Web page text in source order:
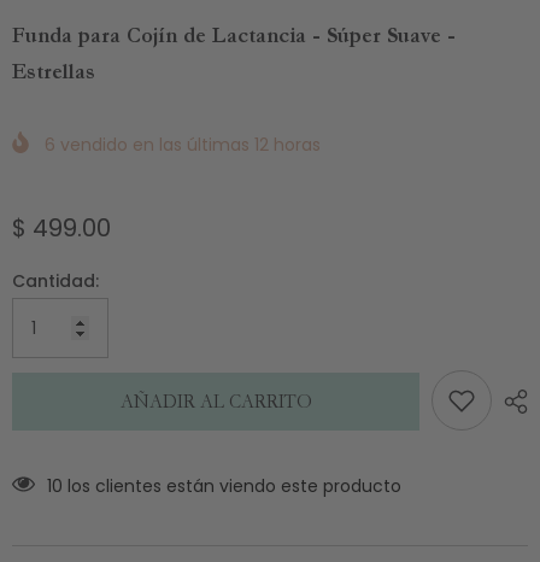
Funda para Cojín de Lactancia - Súper Suave -
Estrellas
6 vendido en las últimas 12 horas
$ 499.00
Cantidad:
AÑADIR AL CARRITO
10 los clientes están viendo este producto